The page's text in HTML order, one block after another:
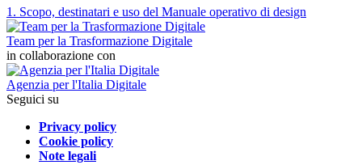
1. Scopo, destinatari e uso del Manuale operativo di design
Team per la Trasformazione Digitale
in collaborazione con
Agenzia per l'Italia Digitale
Seguici su
Privacy policy
Cookie policy
Note legali